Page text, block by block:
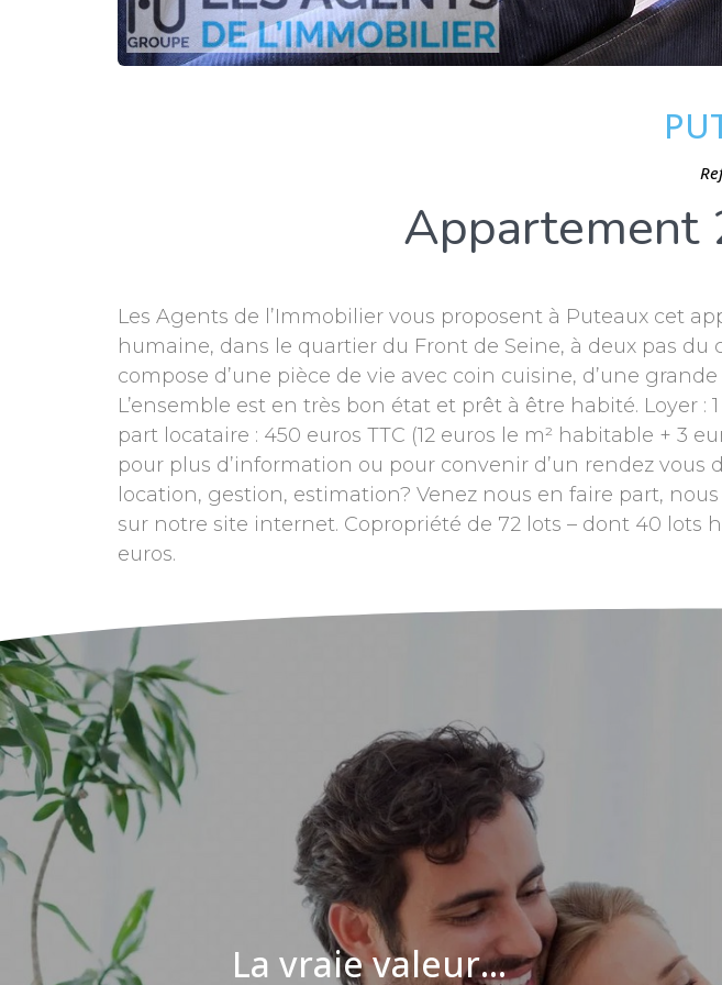
Appartement
Les Agents de l’Immobilier vous proposent à Puteaux cet
humaine, dans le quartier du Front de Seine, à deux pas
compose d’une pièce de vie avec coin cuisine, d’une
L’ensemble est en très bon état et prêt à être habité. Loyer :
part locataire : 450 euros TTC (12 euros le m² habitable + 3
pour plus d’information ou pour convenir d’un rendez
location, gestion, estimation? Venez nous en faire part,
sur notre site internet. Copropriété de 72 lots – dont 40 lots
euros.
La vraie valeur...